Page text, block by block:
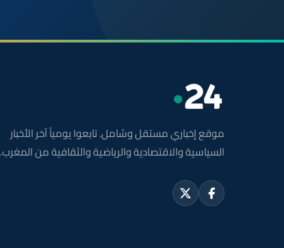
موقع إخباري مستقل وشامل. تابعوا يومياً آخر الأخبار
السياسية والاقتصادية والرياضية والثقافية من المغرب.